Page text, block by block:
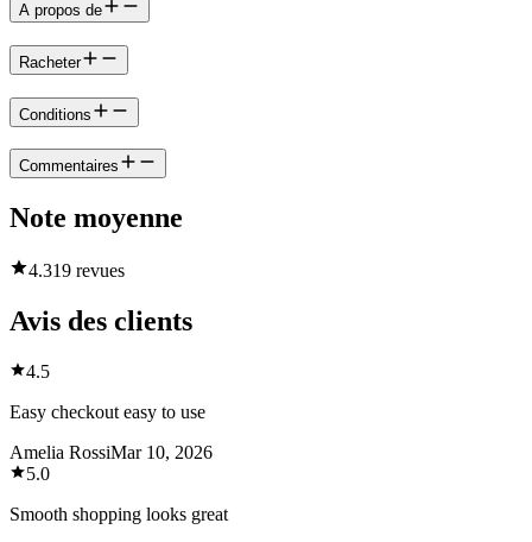
A propos de
Racheter
Conditions
Commentaires
Note moyenne
4.319 revues
Avis des clients
4.5
Easy checkout easy to use
Amelia RossiMar 10, 2026
5.0
Smooth shopping looks great